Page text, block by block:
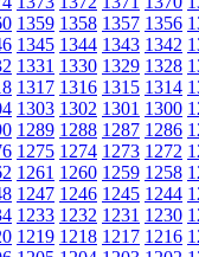
1359 1358 1357 1356
1345 1344 1343 1342
1331 1330 1329 1328
1317 1316 1315 1314
1303 1302 1301 1300
1289 1288 1287 1286
1275 1274 1273 1272
1261 1260 1259 1258
1247 1246 1245 1244
1233 1232 1231 1230
1219 1218 1217 1216